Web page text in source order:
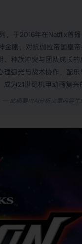
，于2016年在Netflix首
刚，对抗伽拉帝国皇帝
种族冲突与团队成长的
弧光与战术协作，配乐
为21世纪机甲动画复兴